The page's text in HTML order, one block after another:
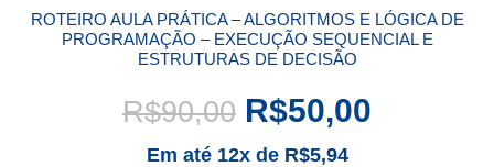
ROTEIRO AULA PRÁTICA – ALGORITMOS E LÓGICA DE
PROGRAMAÇÃO – EXECUÇÃO SEQUENCIAL E
ESTRUTURAS DE DECISÃO
R$90,00 R$50,00
Em até 12x de R$5,94